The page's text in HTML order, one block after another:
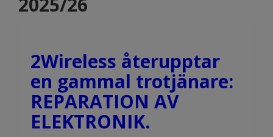
2Wireless återupptar
en gammal trotjänare:
REPARATION AV
ELEKTRONIK.